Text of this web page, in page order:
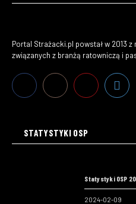
Portal Strażacki.pl powstał w 2013
związanych z branżą ratowniczą i
STATYSTYKI OSP
Statystyki OSP
2024-02-09